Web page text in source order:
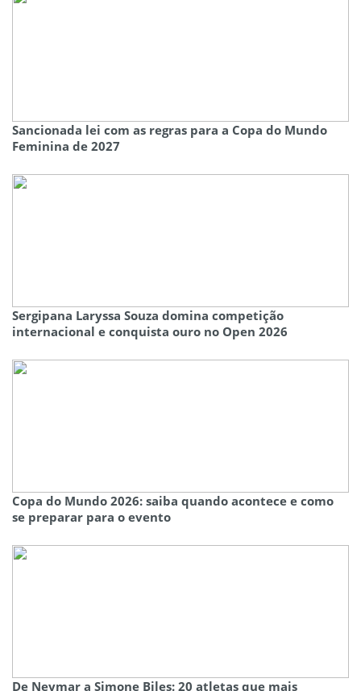
Sancionada lei com as regras para a Copa do Mundo
Feminina de 2027
Sergipana Laryssa Souza domina competição
internacional e conquista ouro no Open 2026
Copa do Mundo 2026: saiba quando acontece e como
se preparar para o evento
De Neymar a Simone Biles: 20 atletas que mais